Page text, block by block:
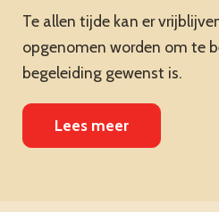
Te allen tijde kan er
opgenomen worden om te
begeleiding gewenst is.
Lees meer